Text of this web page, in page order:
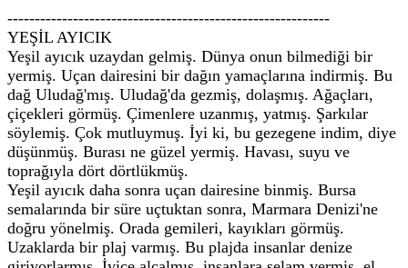
-----------------------------------------------------------
YEŞİL AYICIK
Yeşil ayıcık uzaydan gelmiş. Dünya onun bilmediği bir
yermiş. Uçan dairesini bir dağın yamaçlarına indirmiş. Bu
dağ Uludağ'mış. Uludağ'da gezmiş, dolaşmış. Ağaçları,
çiçekleri görmüş. Çimenlere uzanmış, yatmış. Şarkılar
söylemiş. Çok mutluymuş. İyi ki, bu gezegene indim, diye
düşünmüş. Burası ne güzel yermiş. Havası, suyu ve
toprağıyla dört dörtlükmüş.
Yeşil ayıcık daha sonra uçan dairesine binmiş. Bursa
semalarında bir süre uçtuktan sonra, Marmara Denizi'ne
doğru yönelmiş. Orada gemileri, kayıkları görmüş.
Uzaklarda bir plaj varmış. Bu plajda insanlar denize